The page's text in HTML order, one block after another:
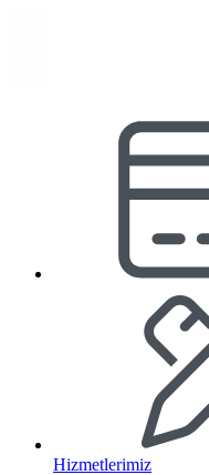
Hizmetlerimiz